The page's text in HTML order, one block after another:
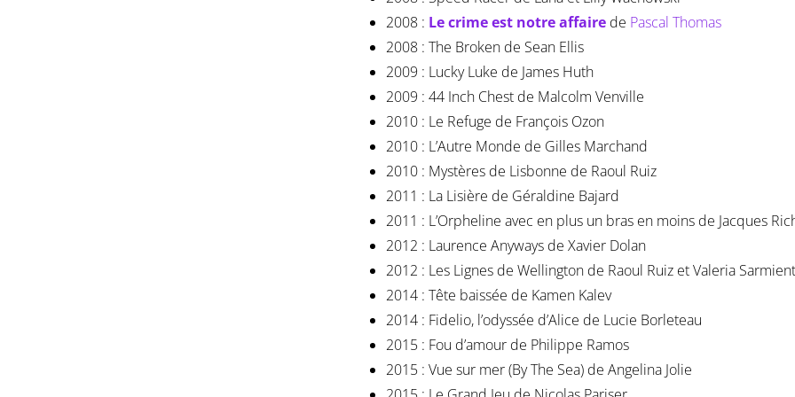
2008 : Le crime est notre affaire de Pascal Thomas
2008 : The Broken de Sean Ellis
2009 : Lucky Luke de James Huth
2009 : 44 Inch Chest de Malcolm Venville
2010 : Le Refuge de François Ozon
2010 : L’Autre Monde de Gilles Marchand
2010 : Mystères de Lisbonne de Raoul Ruiz
2011 : La Lisière de Géraldine Bajard
2011 : L’Orpheline avec en plus un bras en moins de Jacques
2012 : Laurence Anyways de Xavier Dolan
2012 : Les Lignes de Wellington de Raoul Ruiz et Valeria
2014 : Tête baissée de Kamen Kalev
2014 : Fidelio, l’odyssée d’Alice de Lucie Borleteau
2015 : Fou d’amour de Philippe Ramos
2015 : Vue sur mer (By The Sea) de Angelina Jolie